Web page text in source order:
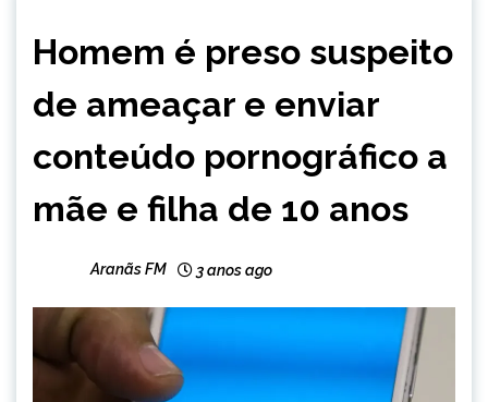
GERAIS
Homem é preso suspeito
de ameaçar e enviar
conteúdo pornográfico a
mãe e filha de 10 anos
Aranãs FM 3 anos ago